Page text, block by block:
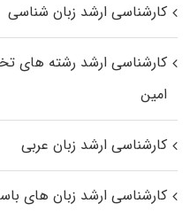
کارشناسی ارشد زبان شناسی
کارشناسی ارشد رﺷﺘﻪ ﻫﺎی
اﻣﻴﻦ
کارشناسی ارشد زبان عربی
کارشناسی ارشد زبان‌ های